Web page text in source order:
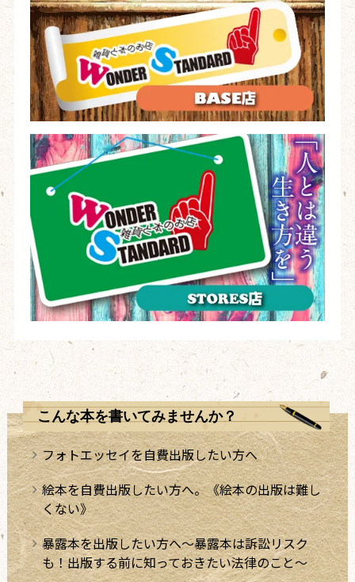
こんな本を書いてみませんか？
フォトエッセイを自費出版したい方へ
絵本を自費出版したい方へ。《絵本の出版は難し
くない》
暴露本を出版したい方へ～暴露本は訴訟リスク
も！出版する前に知っておきたい法律のこと～